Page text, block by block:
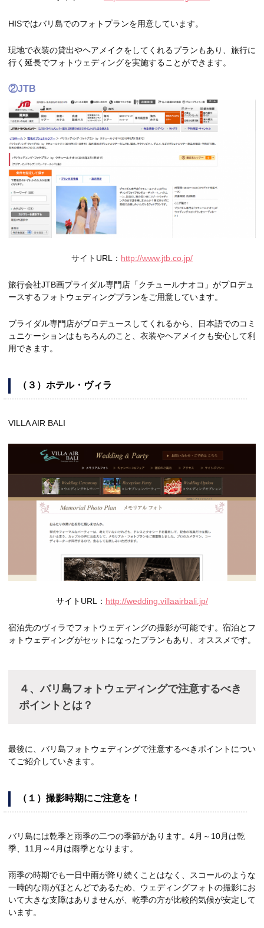
HISではバリ島でのフォトプランを用意しています。
現地で衣装の貸出やヘアメイクをしてくれるプランもあり、旅行に
行く延長でフォトウェディングを実施することができます。
②JTB
サイトURL： http://www.jtb.co.jp/
旅行会社JTB画ブライダル専門店「クチュールナオコ」がプロデュ
ースするフォトウェディングプランをご用意しています。
ブライダル専門店がプロデュースしてくれるから、日本語でのコミ
ュニケーションはもちろんのこと、衣装やヘアメイクも安心して利
用できます。
（３）ホテル・ヴィラ
VILLA AIR BALI
サイトURL： http://wedding.villaairbali.jp/
宿泊先のヴィラでフォトウェディングの撮影が可能です。宿泊とフ
ォトウェディングがセットになったプランもあり、オススメです。
４、バリ島フォトウェディングで注意するべき
ポイントとは？
最後に、バリ島フォトウェディングで注意するべきポイントについ
てご紹介していきます。
（１）撮影時期にご注意を！
バリ島には乾季と雨季の二つの季節があります。4月～10月は乾
季、11月～4月は雨季となります。
雨季の時期でも一日中雨が降り続くことはなく、スコールのような
一時的な雨がほとんどであるため、ウェディングフォトの撮影にお
いて大きな支障はありませんが、乾季の方が比較的気候が安定して
います。